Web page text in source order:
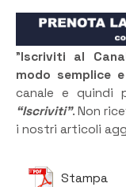
”Iscriviti al
modo semplice
canale e quindi
“Iscriviti”. Non
i nostri articoli
Stampa